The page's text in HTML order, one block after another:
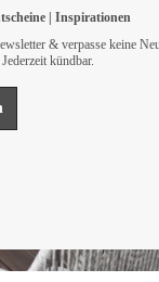
natürlichen Ressourcen zu
| Inspirationen
& verpasse keine
kündbar.